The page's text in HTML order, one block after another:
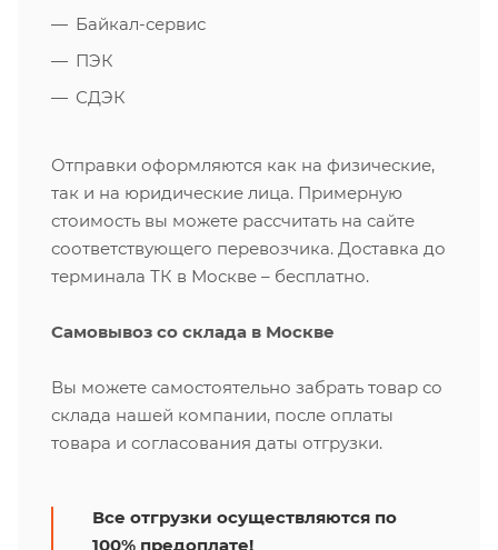
Байкал-сервис
ПЭК
СДЭК
Отправки оформляются как на физические,
так и на юридические лица. Примерную
стоимость вы можете рассчитать на сайте
соответствующего перевозчика. Доставка до
терминала ТК в Москве – бесплатно.
Самовывоз со склада в Москве
Вы можете самостоятельно забрать товар со
склада нашей компании, после оплаты
товара и согласования даты отгрузки.
Все отгрузки осуществляются по
100% предоплате!